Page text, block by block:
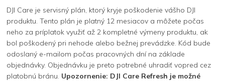
DJI Care je servisný plán, ktorý kryje poškodenie vášho DJI
produktu. Tento plán je platný 12 mesiacov a môžete počas
neho za príplatok využiť až 2 kompletné výmeny produktu, ak
bol poškodený pri nehode alebo bežnej prevádzke. Kód bude
odoslaný e-mailom počas pracovných dní na základe
objednávky. Objednávku je preto potrebné uhradiť vopred cez
platobnú bránu. Upozornenie: DJI Care Refresh je možné